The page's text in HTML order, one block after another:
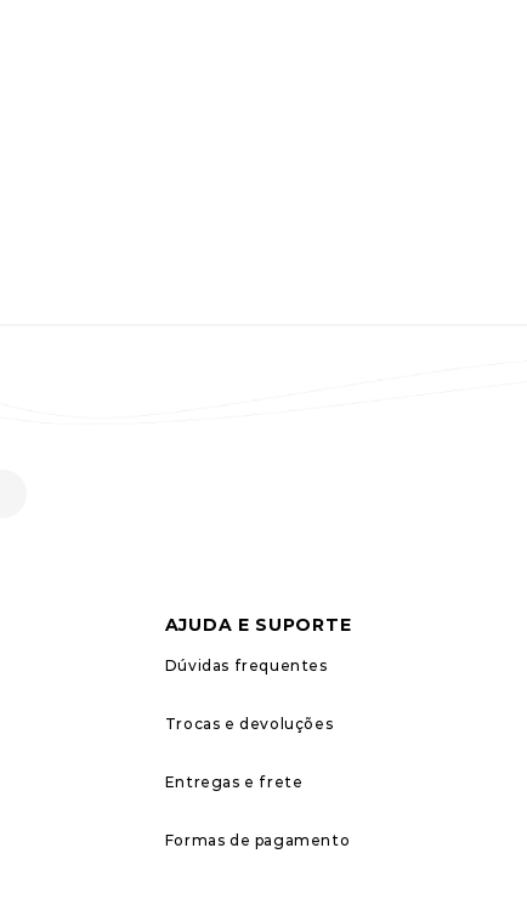
AJUDA E SUPORTE
Dúvidas frequentes
Trocas e devoluções
Entregas e frete
Formas de pagamento